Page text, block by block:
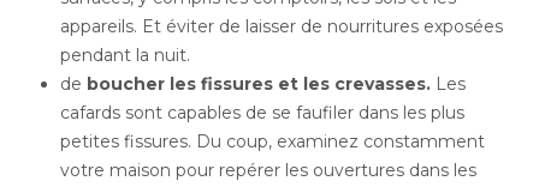
appareils. Et éviter de laisser de nourritures exposées
pendant la nuit.
de boucher les fissures et les crevasses. Les
cafards sont capables de se faufiler dans les plus
petites fissures. Du coup, examinez constamment
votre maison pour repérer les ouvertures dans les